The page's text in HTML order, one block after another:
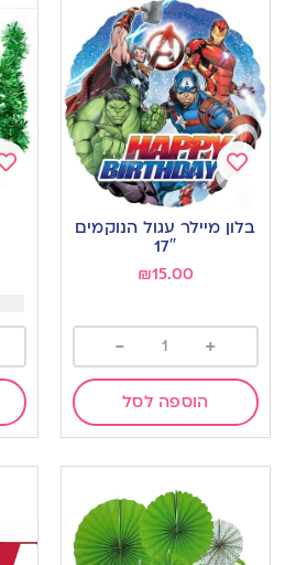
Add
to
wishlist
בלון מיילר עגול הנוקמים
17″
₪15.00
+
-
הוספה לסל